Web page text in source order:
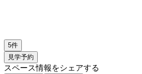
5件
見学予約
スペース情報をシェアする